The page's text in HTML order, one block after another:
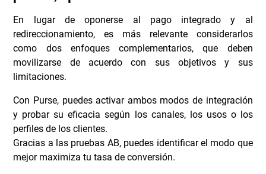
En lugar de oponerse al pago integrado y al
redireccionamiento, es más relevante considerarlos
como dos enfoques complementarios, que deben
movilizarse de acuerdo con sus objetivos y sus
limitaciones.
Con Purse, puedes activar ambos modos de integración
y probar su eficacia según los canales, los usos o los
perfiles de los clientes.
Gracias a las pruebas AB, puedes identificar el modo que
mejor maximiza tu tasa de conversión.